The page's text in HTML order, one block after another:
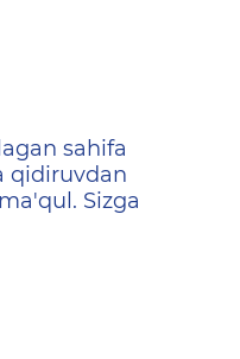
sahifa
qidiruvdan
Sizga